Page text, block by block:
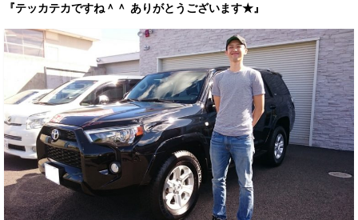
『テッカテカですね＾＾ ありがとうございます★』